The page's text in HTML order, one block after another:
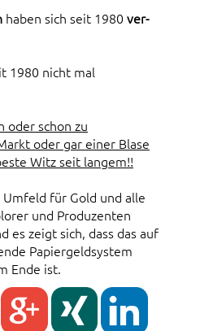
haben sich seit 1980 ver-
1980 nicht mal
oder schon zu
oder gar einer Blase
Witz seit langem!!
Umfeld für Gold und alle
und Produzenten
es zeigt sich, dass das auf
Papiergeldsystem
Ende ist.